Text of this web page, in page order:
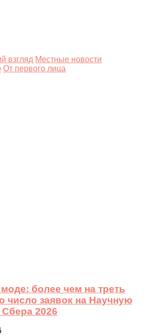
взгляд Местные новости
От первого лица
более чем на треть
число заявок на Научную
2026